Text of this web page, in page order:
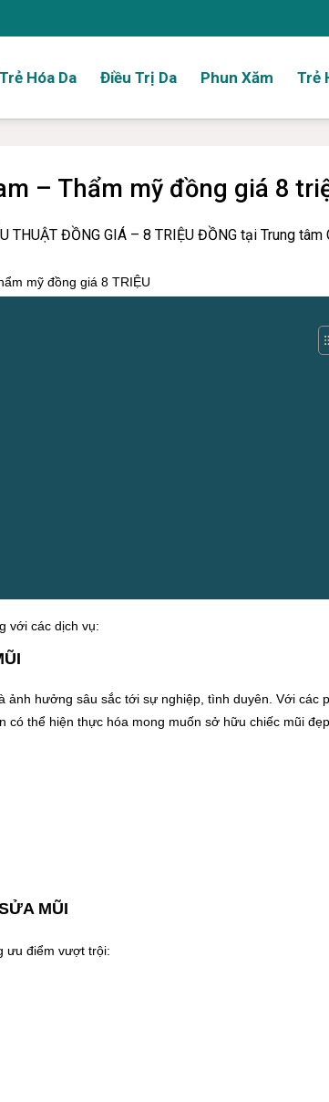
Trẻ Hóa Da Điều Trị Da Phun Xăm Trẻ
– Thẩm mỹ đồng giá 8
ĐỒNG GIÁ – 8 TRIỆU ĐỒNG tại Trung tâm
với các dịch vụ:
ảnh hưởng sâu sắc tới sự nghiệp, tình duyên. Với các
có thể hiện thực hóa mong muốn sở hữu chiếc mũi
MŨI
ưu điểm vượt trội: